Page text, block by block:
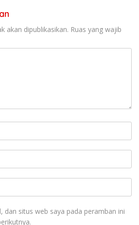
akan dipublikasikan. Ruas yang wajib
dan situs web saya pada peramban ini